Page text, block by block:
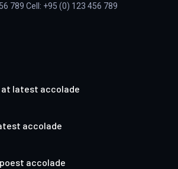
789 Cell: +95 (0) 123 456 789
latest accolade
accolade
accolade